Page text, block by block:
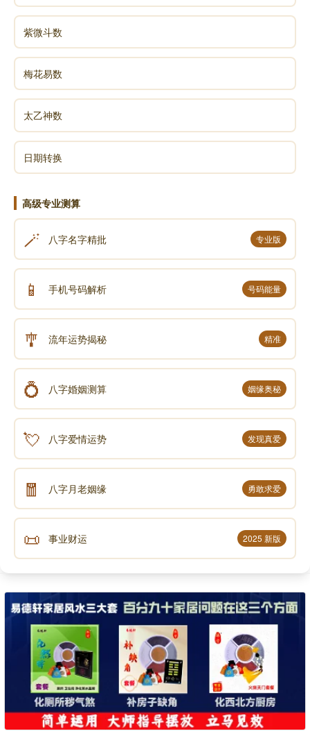
紫微斗数
梅花易数
太乙神数
日期转换
高级专业测算
🪄 八字名字精批 专业版
📱 手机号码解析 号码能量
🎐 流年运势揭秘 精准
💍 八字婚姻测算 姻缘奥秘
💘 八字爱情运势 发现真爱
🧧 八字月老姻缘 勇敢求爱
📜 事业财运 2025 新版